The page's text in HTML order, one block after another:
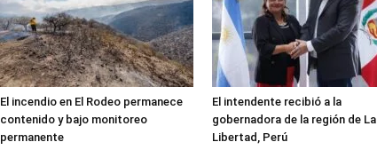
El incendio en El Rodeo permanece
contenido y bajo monitoreo
permanente
El intendente recibió a la
gobernadora de la región de La
Libertad, Perú